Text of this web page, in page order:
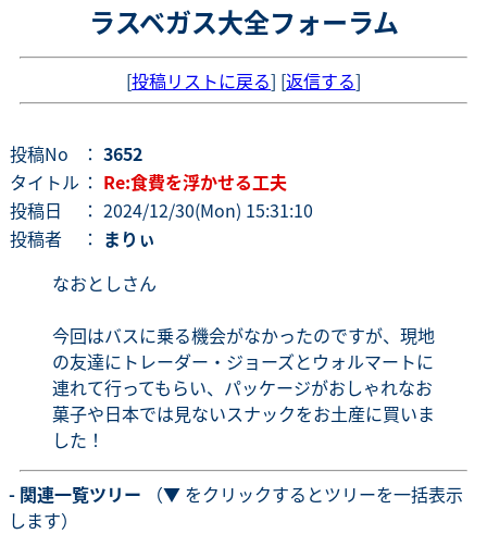
ラスベガス大全フォーラム
[投稿リストに戻る] [返信する]
投稿No ： 3652
タイトル ： Re:食費を浮かせる工夫
投稿日
： 2024/12/30(Mon) 15:31:10
投稿者
： まりぃ
なおとしさん
今回はバスに乗る機会がなかったのですが、現地
の友達にトレーダー・ジョーズとウォルマートに
連れて行ってもらい、パッケージがおしゃれなお
菓子や日本では見ないスナックをお土産に買いま
した！
- 関連一覧ツリー （▼ をクリックするとツリーを一括表示
します）